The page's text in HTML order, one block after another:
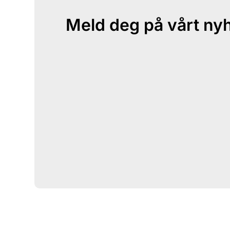
Meld deg på vårt